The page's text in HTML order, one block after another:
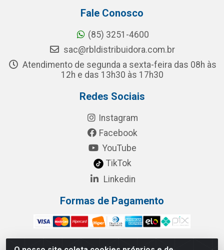
Fale Conosco
(85) 3251-4600
sac@rbldistribuidora.com.br
Atendimento de segunda a sexta-feira das 08h às
12h e das 13h30 às 17h30
Redes Sociais
Instagram
Facebook
YouTube
TikTok
Linkedin
Formas de Pagamento